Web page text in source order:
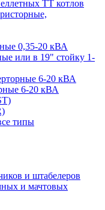
ТТ котлов
0,35-20 кВА
или в 19" стойку 1-
6-20 кВА
6-20 кВА
типы
и штабелеров
и мачтовых